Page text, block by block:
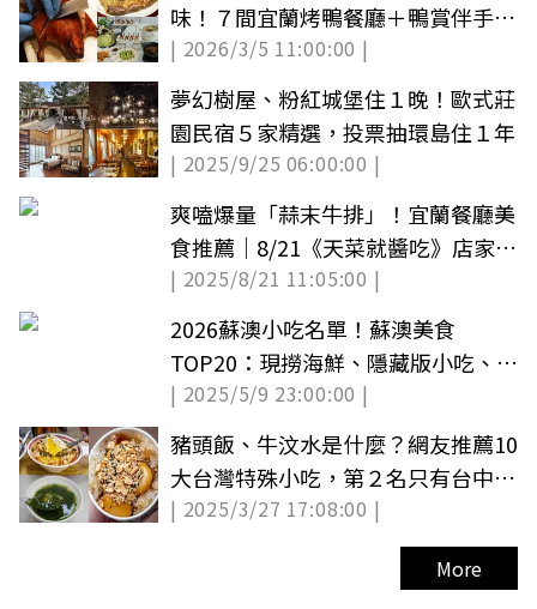
味！７間宜蘭烤鴨餐廳＋鴨賞伴手禮
推薦
| 2026/3/5 11:00:00 |
夢幻樹屋、粉紅城堡住１晚！歐式莊
園民宿５家精選，投票抽環島住１年
| 2025/9/25 06:00:00 |
爽嗑爆量「蒜末牛排」！宜蘭餐廳美
食推薦｜8/21《天菜就醬吃》店家資
訊（中獎公布）
| 2025/8/21 11:05:00 |
2026蘇澳小吃名單！蘇澳美食
TOP20：現撈海鮮、隱藏版小吃、特
色咖啡廳全攻略
| 2025/5/9 23:00:00 |
豬頭飯、牛汶水是什麼？網友推薦10
大台灣特殊小吃，第２名只有台中人
吃得懂
| 2025/3/27 17:08:00 |
More